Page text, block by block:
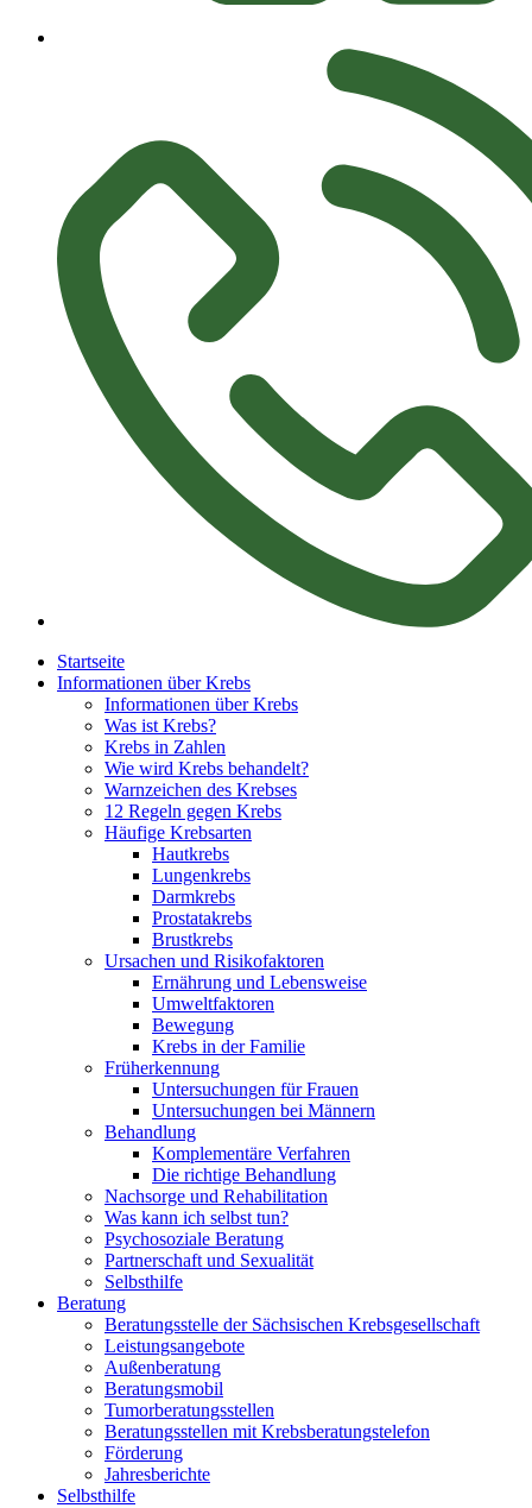
Startseite
Informationen über Krebs
Informationen über Krebs
Was ist Krebs?
Krebs in Zahlen
Wie wird Krebs behandelt?
Warnzeichen des Krebses
12 Regeln gegen Krebs
Häufige Krebsarten
Hautkrebs
Lungenkrebs
Darmkrebs
Prostatakrebs
Brustkrebs
Ursachen und Risikofaktoren
Ernährung und Lebensweise
Umweltfaktoren
Bewegung
Krebs in der Familie
Früherkennung
Untersuchungen für Frauen
Untersuchungen bei Männern
Behandlung
Komplementäre Verfahren
Die richtige Behandlung
Nachsorge und Rehabilitation
Was kann ich selbst tun?
Psychosoziale Beratung
Partnerschaft und Sexualität
Selbsthilfe
Beratung
Beratungsstelle der Sächsischen Krebsgesellschaft
Leistungsangebote
Außenberatung
Beratungsmobil
Tumorberatungsstellen
Beratungsstellen mit Krebsberatungstelefon
Förderung
Jahresberichte
Selbsthilfe